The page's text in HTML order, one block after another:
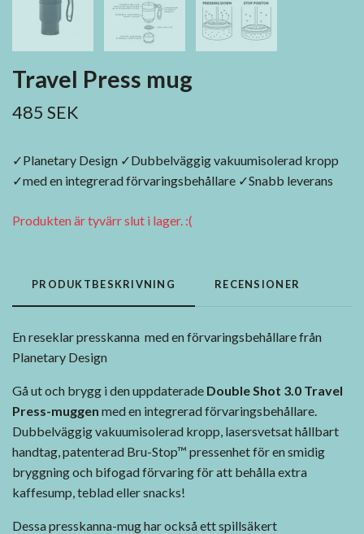
Travel Press mug
485 SEK
✓Planetary Design ✓Dubbelväggig vakuumisolerad kropp
✓med en integrerad förvaringsbehållare ✓Snabb leverans
Produkten är tyvärr slut i lager. :(
PRODUKTBESKRIVNING RECENSIONER
En reseklar presskanna med en förvaringsbehållarefrån
Planetary Design
Gå ut och brygg i den uppdaterade Double Shot 3.0 Travel
Press-muggen med en integrerad förvaringsbehållare.
Dubbelväggig vakuumisolerad kropp, lasersvetsat hållbart
handtag, patenterad Bru-Stop™ pressenhet för en smidig
bryggning och bifogad förvaring för att behålla extra
kaffesump, teblad eller snacks!
Dessa presskanna-mug har också ett spillsäkert